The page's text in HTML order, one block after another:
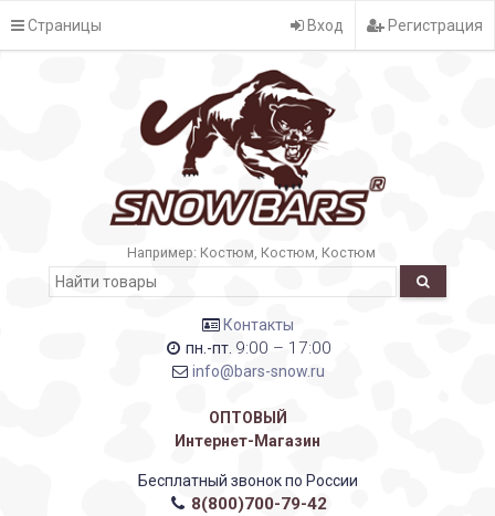
Страницы Вход Регистрация
Например: Костюм Костюм Костюм
Контакты
пн.-пт. 9:00 – 17:00
info@bars-snow.ru
ОПТОВЫЙ
Интернет-Магазин
Бесплатный звонок по России
8(800)700-79-42